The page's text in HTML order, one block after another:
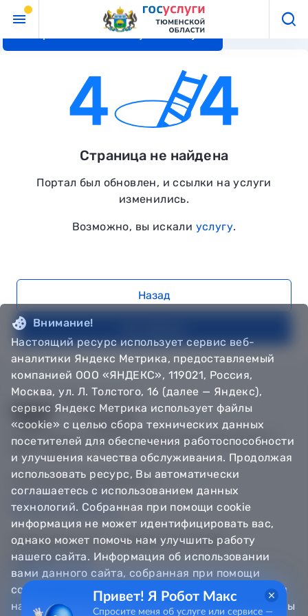
Перейти к основному контенту
Страница не найдена
Портал был обновлен, и ссылки на услуги
изменились.
Возможно, вы искали услугу.
Назад
© Департамент информатизации Тюменской области,
Техническая поддержка
Сообщить об ошибке
Направить обращение
Информационно - справочная служба
8 800 100-12-90
8 3452 56-63-30
Внимание!
Настоящий ресурс использует сервис веб-
аналитики Яндекс Метрика, предоставляемый
компанией ООО «ЯНДЕКС», 119021, Россия,
Москва, ул. Л. Толстого, 16 (далее — Яндекс),
сервис Яндекс Метрика использует файлы
«cookie» с целью сбора технических данных
посетителей для обеспечения работоспособности
и улучшения качества обслуживания. Продолжая
использовать ресурс, Вы автоматически
соглашаетесь с использованием данных
технологий. Собранная при помощи cookie
информация не может идентифицировать вас,
однако может помочь нам улучшить работу
нашего сайта. Информация об использовании
вами данного сайта, собранная при помощи
cookie, будет передаваться Яндексу и храниться
на сервере Яндекса в Российской Федерации. Вы
Привет! Я Робот Макс
Спросите меня об услуге или сервисе —